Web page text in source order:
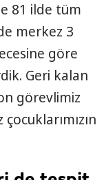
81 ilde tüm
merkez 3
göre
Geri kalan
görevlimiz